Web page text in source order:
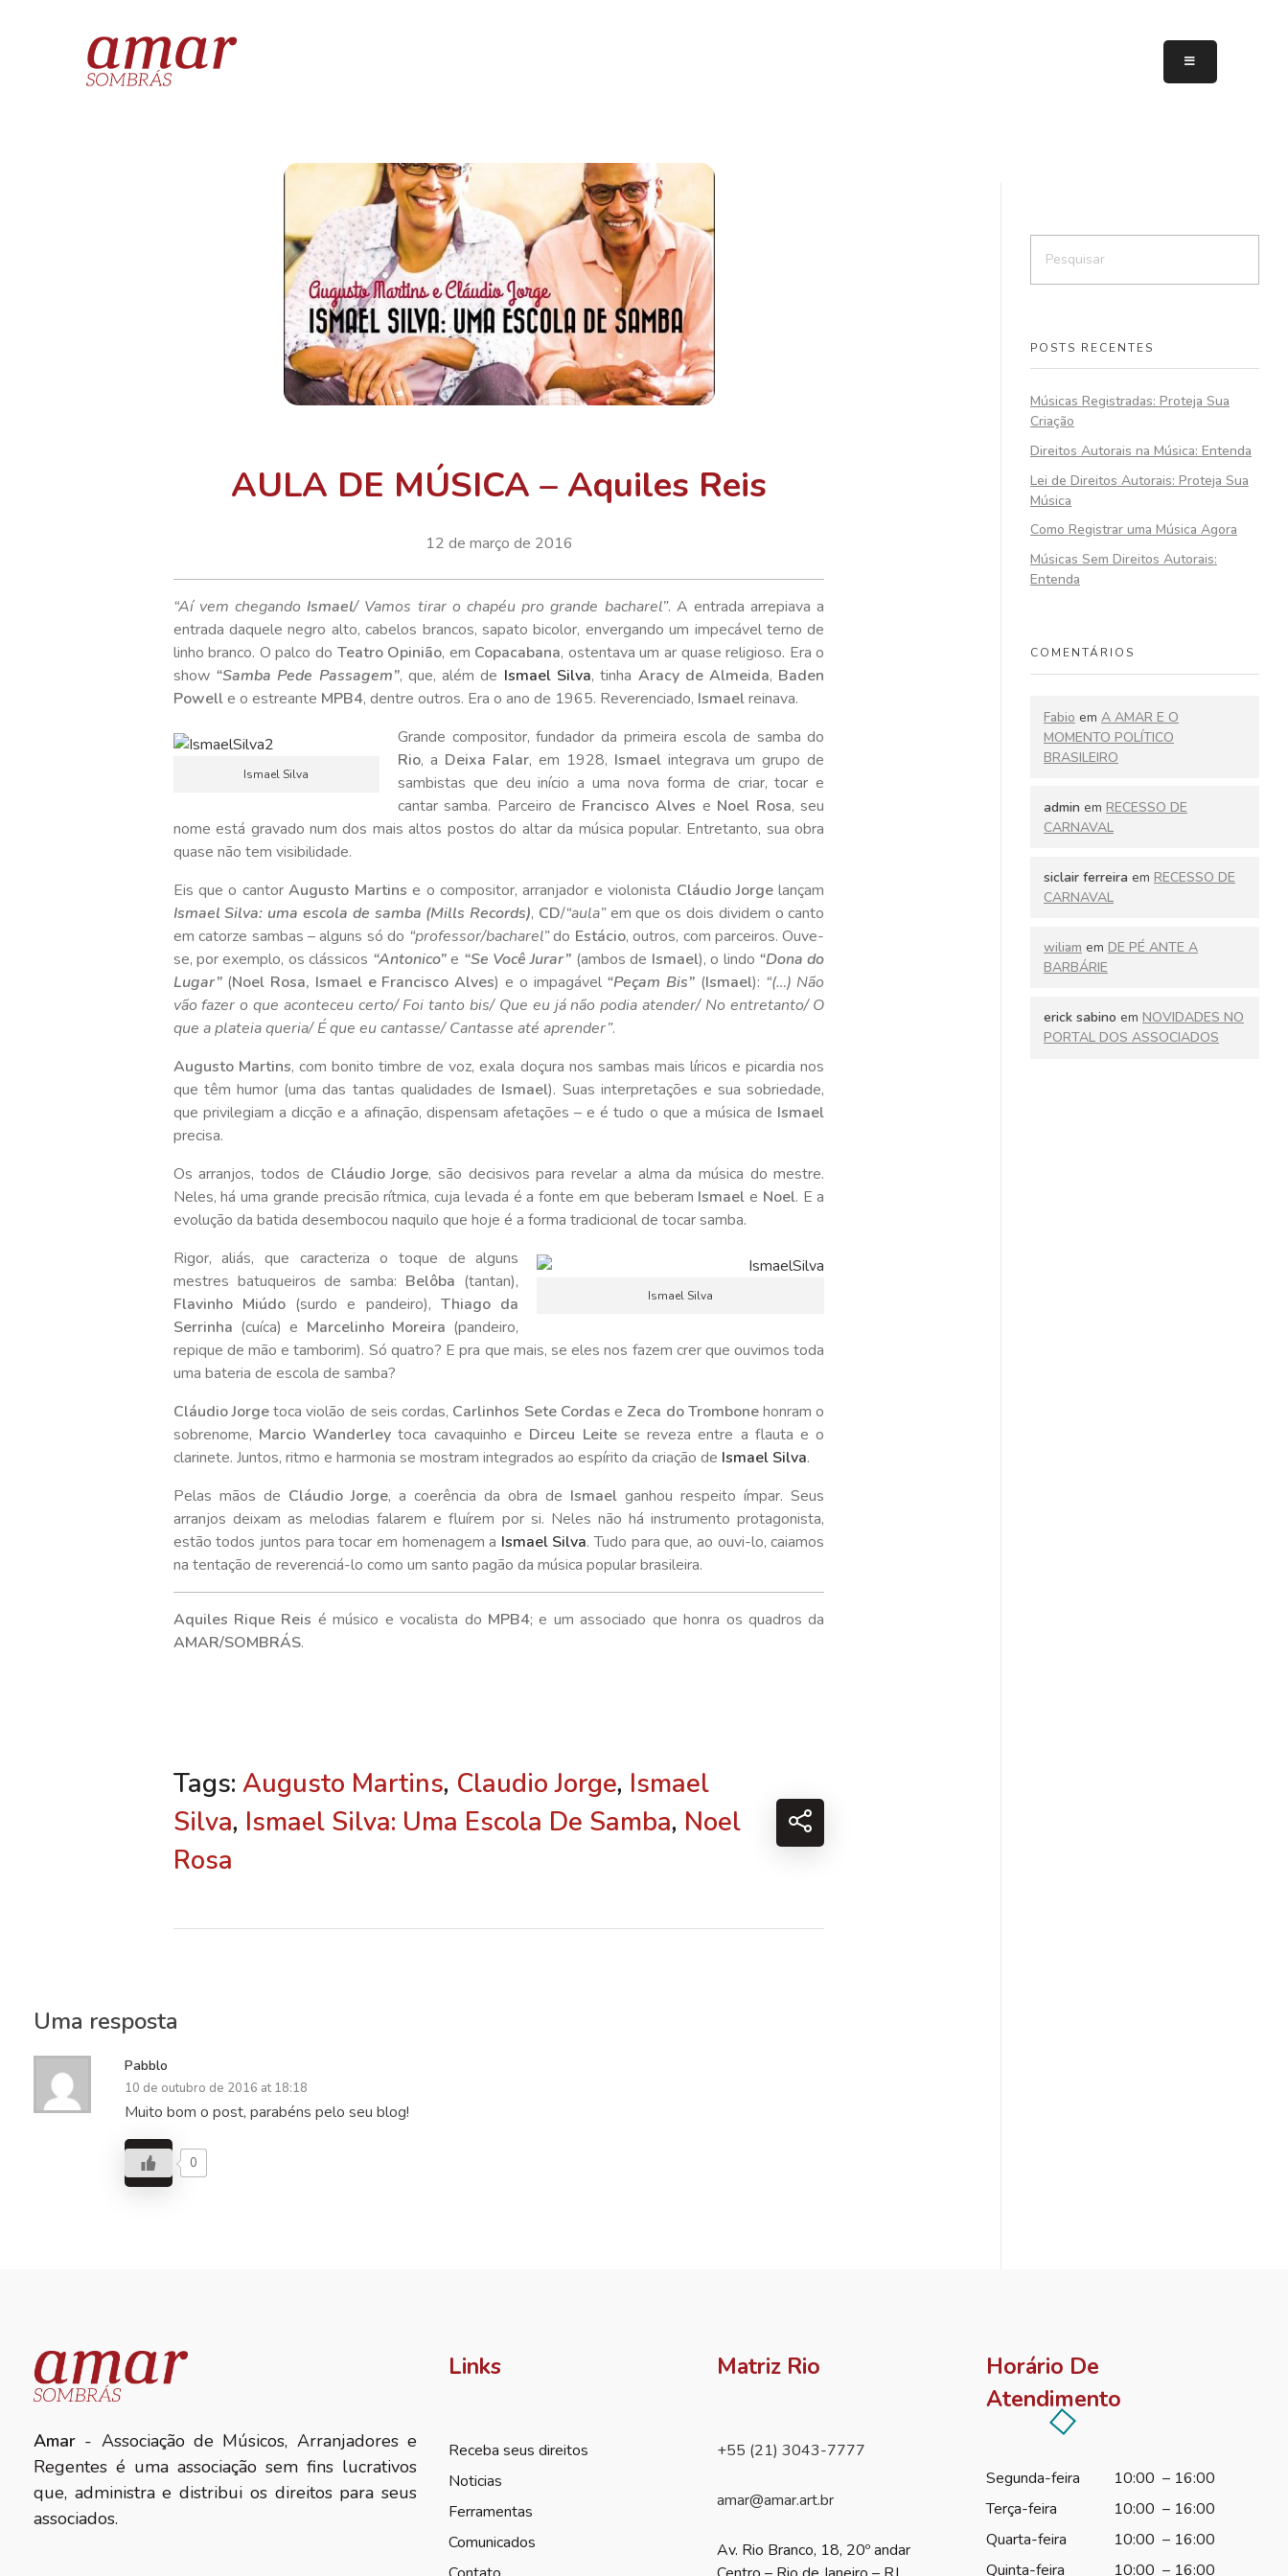
AULA DE MÚSICA – Aquiles Reis
12 de março de 2016
“Aí vem chegando Ismael/ Vamos tirar o chapéu pro grande bacharel”. A entrada arrepiava a
entrada daquele negro alto, cabelos brancos, sapato bicolor, envergando um impecável terno de
linho branco. O palco do Teatro Opinião, em Copacabana, ostentava um ar quase religioso. Era o
show “Samba Pede Passagem”, que, além de Ismael Silva, tinha Aracy de Almeida, Baden
Powelle o estreante MPB4, dentre outros. Era o ano de 1965. Reverenciado, Ismaelreinava.
Ismael Silva
Grande compositor, fundador da primeira escola de samba do
Rio, a Deixa Falar, em 1928, Ismael integrava um grupo de
sambistas que deu início a uma nova forma de criar, tocar e
cantar samba. Parceiro de Francisco Alves e Noel Rosa, seu
nome está gravado num dos mais altos postos do altar da música popular. Entretanto, sua obra
quase não tem visibilidade.
Eis que o cantorAugusto Martins e o compositor, arranjador e violonista Cláudio Jorgelançam
Ismael Silva: uma escola de samba (Mills Records), CD/“aula”em que os dois dividem o canto
em catorze sambas – alguns só do “professor/bacharel”do Estácio, outros, com parceiros. Ouve-
se, por exemplo, os clássicos “Antonico”e “Se Você Jurar” (ambos de Ismael), o lindo “Dona do
Lugar”(Noel Rosa, Ismael e Francisco Alves) e o impagável “Peçam Bis” (Ismael): “(…) Não
vão fazer o que aconteceu certo/ Foi tanto bis/ Que eu já não podia atender/ No entretanto/ O
que a plateia queria/ É que eu cantasse/ Cantasse até aprender”.
Augusto Martins, com bonito timbre de voz, exala doçura nos sambas mais líricos e picardia nos
que têm humor (uma das tantas qualidades de Ismael). Suas interpretações e sua sobriedade,
que privilegiam a dicção e a afinação, dispensam afetações – e é tudo o que a música de Ismael
precisa.
Os arranjos, todos de Cláudio Jorge, são decisivos para revelar a alma da música do mestre.
Neles, há uma grande precisão rítmica, cuja levada é a fonte em que beberam Ismaele Noel. E a
evolução da batida desembocou naquilo que hoje é a forma tradicional de tocar samba.
Ismael Silva
Rigor, aliás, que caracteriza o toque de alguns
mestres batuqueiros de samba: Belôba (tantan),
Flavinho Miúdo(surdo e pandeiro), Thiago da
Serrinha (cuíca) e Marcelinho Moreira (pandeiro,
repique de mão e tamborim). Só quatro? E pra que mais, se eles nos fazem crer que ouvimos toda
uma bateria de escola de samba?
Cláudio Jorgetoca violão de seis cordas, Carlinhos Sete Cordas e Zeca do Trombonehonram o
sobrenome, Marcio Wanderley toca cavaquinho e Dirceu Leitese reveza entre a flauta e o
clarinete. Juntos, ritmo e harmonia se mostram integrados ao espírito da criação de Ismael Silva.
Pelas mãos de Cláudio Jorge, a coerência da obra de Ismael ganhou respeito ímpar. Seus
arranjos deixam as melodias falarem e fluírem por si. Neles não há instrumento protagonista,
estão todos juntos para tocar em homenagem a Ismael Silva. Tudo para que, ao ouvi-lo, caiamos
na tentação de reverenciá-lo como um santo pagão da música popular brasileira.
Aquiles Rique Reis é músico e vocalista do MPB4; e um associado que honra os quadros da
AMAR/SOMBRÁS.
Tags: Augusto Martins, Claudio Jorge, Ismael
Silva, Ismael Silva: Uma Escola De Samba, Noel
Rosa
Uma resposta
Pabblo
10 de outubro de 2016 at 18:18
Muito bom o post, parabéns pelo seu blog!
0
POSTS RECENTES
Músicas Registradas: Proteja Sua
Criação
Direitos Autorais na Música: Entenda
Lei de Direitos Autorais: Proteja Sua
Música
Como Registrar uma Música Agora
Músicas Sem Direitos Autorais:
Entenda
COMENTÁRIOS
Fabio em A AMAR E O
MOMENTO POLÍTICO
BRASILEIRO
admin em RECESSO DE
CARNAVAL
siclair ferreira em RECESSO DE
CARNAVAL
wiliam em DE PÉ ANTE A
BARBÁRIE
erick sabino em NOVIDADES NO
PORTAL DOS ASSOCIADOS
Amar - Associação de Músicos, Arranjadores e
Regentes é uma associação sem fins lucrativos
que, administra e distribui os direitos para seus
associados.
Links
Receba seus direitos
Noticias
Ferramentas
Comunicados
Matriz Rio
+55 (21) 3043-7777
amar@amar.art.br
Av. Rio Branco, 18, 20º andar
Horário De
Atendimento
Segunda-feira
10:00 – 16:00
Terça-feira
10:00 – 16:00
Quarta-feira
10:00 – 16:00
Quinta-feira
10:00 – 16:00